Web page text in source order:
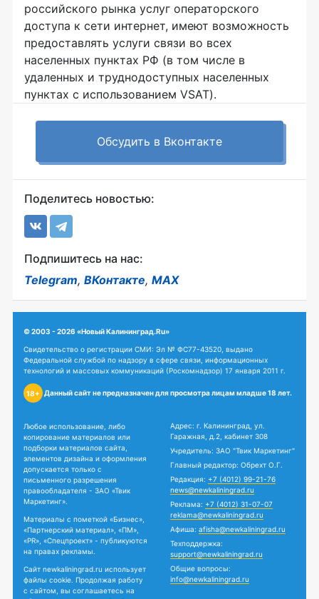
российского рынка услуг операторского
доступа к сети интернет, имеют возможность
предоставлять услуги связи во всех
населенных пунктах РФ (в том числе в
удаленных и труднодоступных населенных
пунктах с использованием VSAT).
Обсудить в Вконтакте
Поделитесь новостью:
Подпишитесь на нас:
Telegram, ВКонтакте, MAX
© 2003 - 2026 «Новый Калининград.Ru»
Свидетельство о регистрации СМИ: Эл № ФС77-43520, выдано
Федеральной службой по надзору в сфере связи, информационных
технологий и массовых коммуникаций (Роскомнадзор) 17 января 2011 г.
18+ Данный сайт не предназначен для просмотра лицам младше 18 лет.
Любое использование, либо
копирование материалов или
подборки материалов сайта,
элементов дизайна и оформления
допускается только с
письменного разрешения
правообладателя - ЗАО «Твик
Маркетинг».
Материалы с пометкой «Бизнес»,
«Партнерский материал», «ПМ»,
«PR», «Спецпроект» - публикуются
на правах рекламы.
Сайт newkaliningrad.ru использует
файлы cookie. Продолжая работу
с сайтом, вы соглашаетесь на
Адрес: г. Калининград, ул.
Гаражная, д.2, кабинет 308
Учредитель: ЗАО "Твик Маркетинг"
Главный редактор: Обрехт О.Г.
Редакция: +7 (4012) 99-21-76
news@newkaliningrad.ru
Реклама: +7 (4012) 31-07-07
reklama@newkaliningrad.ru
Афиша: afisha@newkaliningrad.ru
Техподдержка:
support@newkaliningrad.ru
Общие вопросы:
info@newkaliningrad.ru